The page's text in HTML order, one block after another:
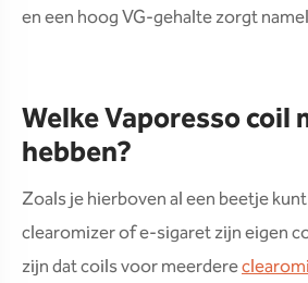
en een hoog VG-gehalte zorgt
Welke Vaporesso coil
hebben?
Zoals je hierboven al een beetje
clearomizer of e-sigaret zijn eigen
zijn dat coils voor meerdere